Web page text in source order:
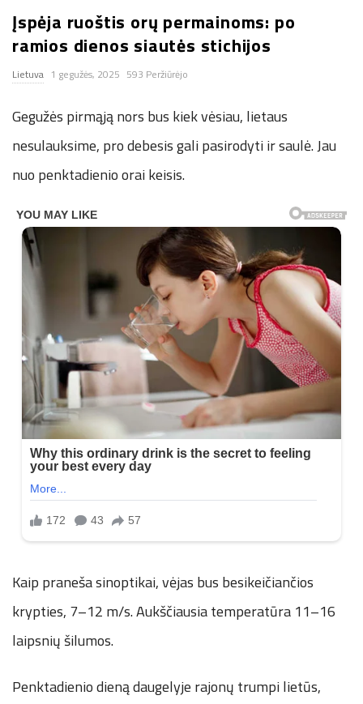
n
.
n
e
t
Įspėja ruoštis orų permainoms: po
ramios dienos siautės stichijos
Lietuva 1 gegužės, 2025 593 Peržiūrėjo
Gegužės pirmąją nors bus kiek vėsiau, lietaus
nesulauksime, pro debesis gali pasirodyti ir saulė. Jau
nuo penktadienio orai keisis.
Kaip praneša sinoptikai, vėjas bus besikeičiančios
krypties, 7–12 m/s. Aukščiausia temperatūra 11–16
laipsnių šilumos.
Penktadienio dieną daugelyje rajonų trumpi lietūs,